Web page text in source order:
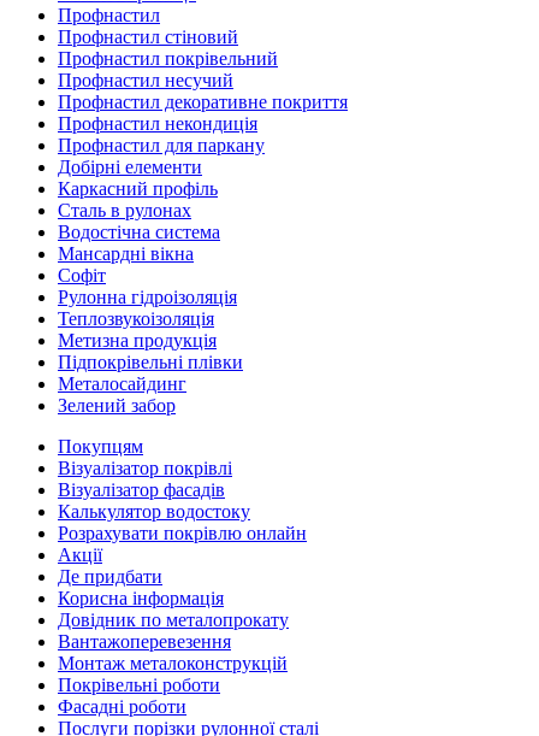
Профнастил
Профнастил стіновий
Профнастил покрівельний
Профнастил несучий
Профнастил декоративне покриття
Профнастил некондиція
Профнастил для паркану
Добірні елементи
Каркасний профіль
Сталь в рулонах
Водостічна система
Мансардні вікна
Софіт
Рулонна гідроізоляція
Теплозвукоізоляція
Метизна продукція
Підпокрівельні плівки
Металосайдинг
Зелений забор
Покупцям
Візуалізатор покрівлі
Візуалізатор фасадів
Калькулятор водостоку
Розрахувати покрівлю онлайн
Акції
Де придбати
Корисна інформація
Довідник по металопрокату
Вантажоперевезення
Монтаж металоконструкцій
Покрівельні роботи
Фасадні роботи
Послуги порізки рулонної сталі